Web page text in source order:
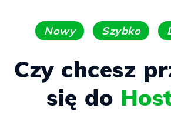
Nowy Szybko
Czy chcesz
się do